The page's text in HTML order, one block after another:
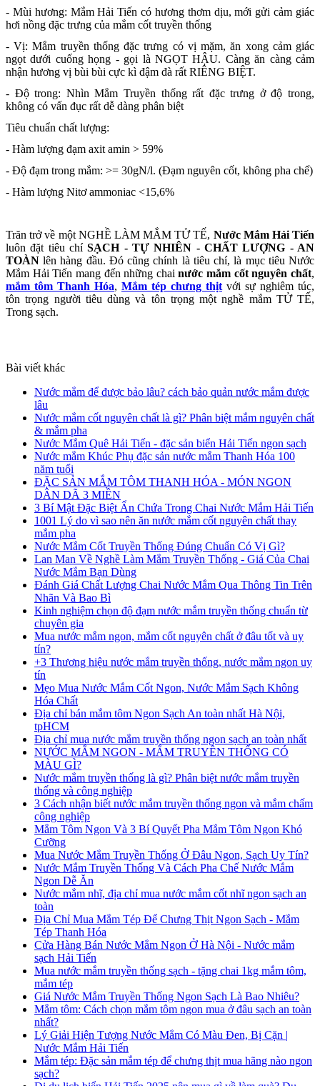
- Mùi hương: Mắm Hải Tiến có hương thơm dịu, mới gửi cảm giác
hơi nồng đặc trưng của mắm cốt truyền thống
- Vị: Mắm truyền thống đặc trưng có vị mặm, ăn xong cảm giác
ngọt dưới cuống họng - gọi là NGỌT HẬU. Càng ăn càng cảm
nhận hương vị bùi bùi cực kì đậm đà rất RIÊNG BIỆT.
- Độ trong: Nhìn Mắm Truyền thống rất đặc trưng ở độ trong,
không có vấn đục rất dễ dàng phân biệt
Tiêu chuẩn chất lượng:
- Hàm lượng đạm axit amin > 59%
- Độ đạm trong mắm: >= 30gN/l. (Đạm nguyên cốt, không pha chế)
- Hàm lượng Nitơ ammoniac <15,6%
Trăn trở về một NGHỀ LÀM MẮM TỬ TẾ, Nước Mắm Hải Tiến
luôn đặt tiêu chíSẠCH - TỰ NHIÊN - CHẤT LƯỢNG - AN
TOÀN lên hàng đầu. Đó cũng chính là tiêu chí, là mục tiêu Nước
Mắm Hải Tiến mang đến những chainước mắm cốt nguyên chất,
mắm tôm Thanh Hóa, Mắm tép chưng thịt với sự nghiêm túc,
tôn trọng người tiêu dùng và tôn trọng một nghề mắm TỬ TẾ,
Trong sạch.
Bài viết khác
Nước mắm để được bảo lâu? cách bảo quản nước mắm được
lâu
Nước mắm cốt nguyên chất là gì? Phân biệt mắm nguyên chất
& mắm pha
Nước Mắm Quê Hải Tiến - đặc sản biển Hải Tiến ngon sạch
Nước mắm Khúc Phụ đặc sản nước mắm Thanh Hóa 100
năm tuổi
ĐẶC SẢN MẮM TÔM THANH HÓA - MÓN NGON
DÂN DÃ 3 MIỀN
3 Bí Mật Đặc Biệt Ẩn Chứa Trong Chai Nước Mắm Hải Tiến
1001 Lý do vì sao nên ăn nước mắm cốt nguyên chất thay
mắm pha
Nước Mắm Cốt Truyền Thống Đúng Chuẩn Có Vị Gì?
Lan Man Về Nghề Làm Mắm Truyền Thống - Giá Của Chai
Nước Mắm Bạn Dùng
Đánh Giá Chất Lượng Chai Nước Mắm Qua Thông Tin Trên
Nhãn Và Bao Bì
Kinh nghiệm chọn độ đạm nước mắm truyền thống chuẩn từ
chuyên gia
Mua nước mắm ngon, mắm cốt nguyên chất ở đâu tốt và uy
tín?
+3 Thương hiệu nước mắm truyền thống, nước mắm ngon uy
tín
Mẹo Mua Nước Mắm Cốt Ngon, Nước Mắm Sạch Không
Hóa Chất
Địa chỉ bán mắm tôm Ngon Sạch An toàn nhất Hà Nội,
tpHCM
Địa chỉ mua nước mắm truyền thống ngon sạch an toàn nhất
NƯỚC MẮM NGON - MẮM TRUYỀN THỐNG CÓ
MÀU GÌ?
Nước mắm truyền thống là gì? Phân biệt nước mắm truyền
thống và công nghiệp
3 Cách nhận biết nước mắm truyền thống ngon và mắm chấm
công nghiệp
Mắm Tôm Ngon Và 3 Bí Quyết Pha Mắm Tôm Ngon Khó
Cưỡng
Mua Nước Mắm Truyền Thống Ở Đâu Ngon, Sạch Uy Tín?
Nước Mắm Truyền Thống Và Cách Pha Chế Nước Mắm
Ngon Dễ Ăn
Nước mắm nhĩ, địa chỉ mua nước mắm cốt nhĩ ngon sạch an
toàn
Địa Chỉ Mua Mắm Tép Để Chưng Thịt Ngon Sạch - Mắm
Tép Thanh Hóa
Cửa Hàng Bán Nước Mắm Ngon Ở Hà Nội - Nước mắm
sạch Hải Tiến
Mua nước mắm truyền thống sạch - tặng chai 1kg mắm tôm,
mắm tép
Giá Nước Mắm Truyền Thống Ngon Sạch Là Bao Nhiêu?
Mắm tôm: Cách chọn mắm tôm ngon mua ở đâu sạch an toàn
nhất?
Lý Giải Hiện Tượng Nước Mắm Có Màu Đen, Bị Cặn |
Nước Mắm Hải Tiến
Mắm tép: Đặc sản mắm tép để chưng thịt mua hãng nào ngon
sạch?